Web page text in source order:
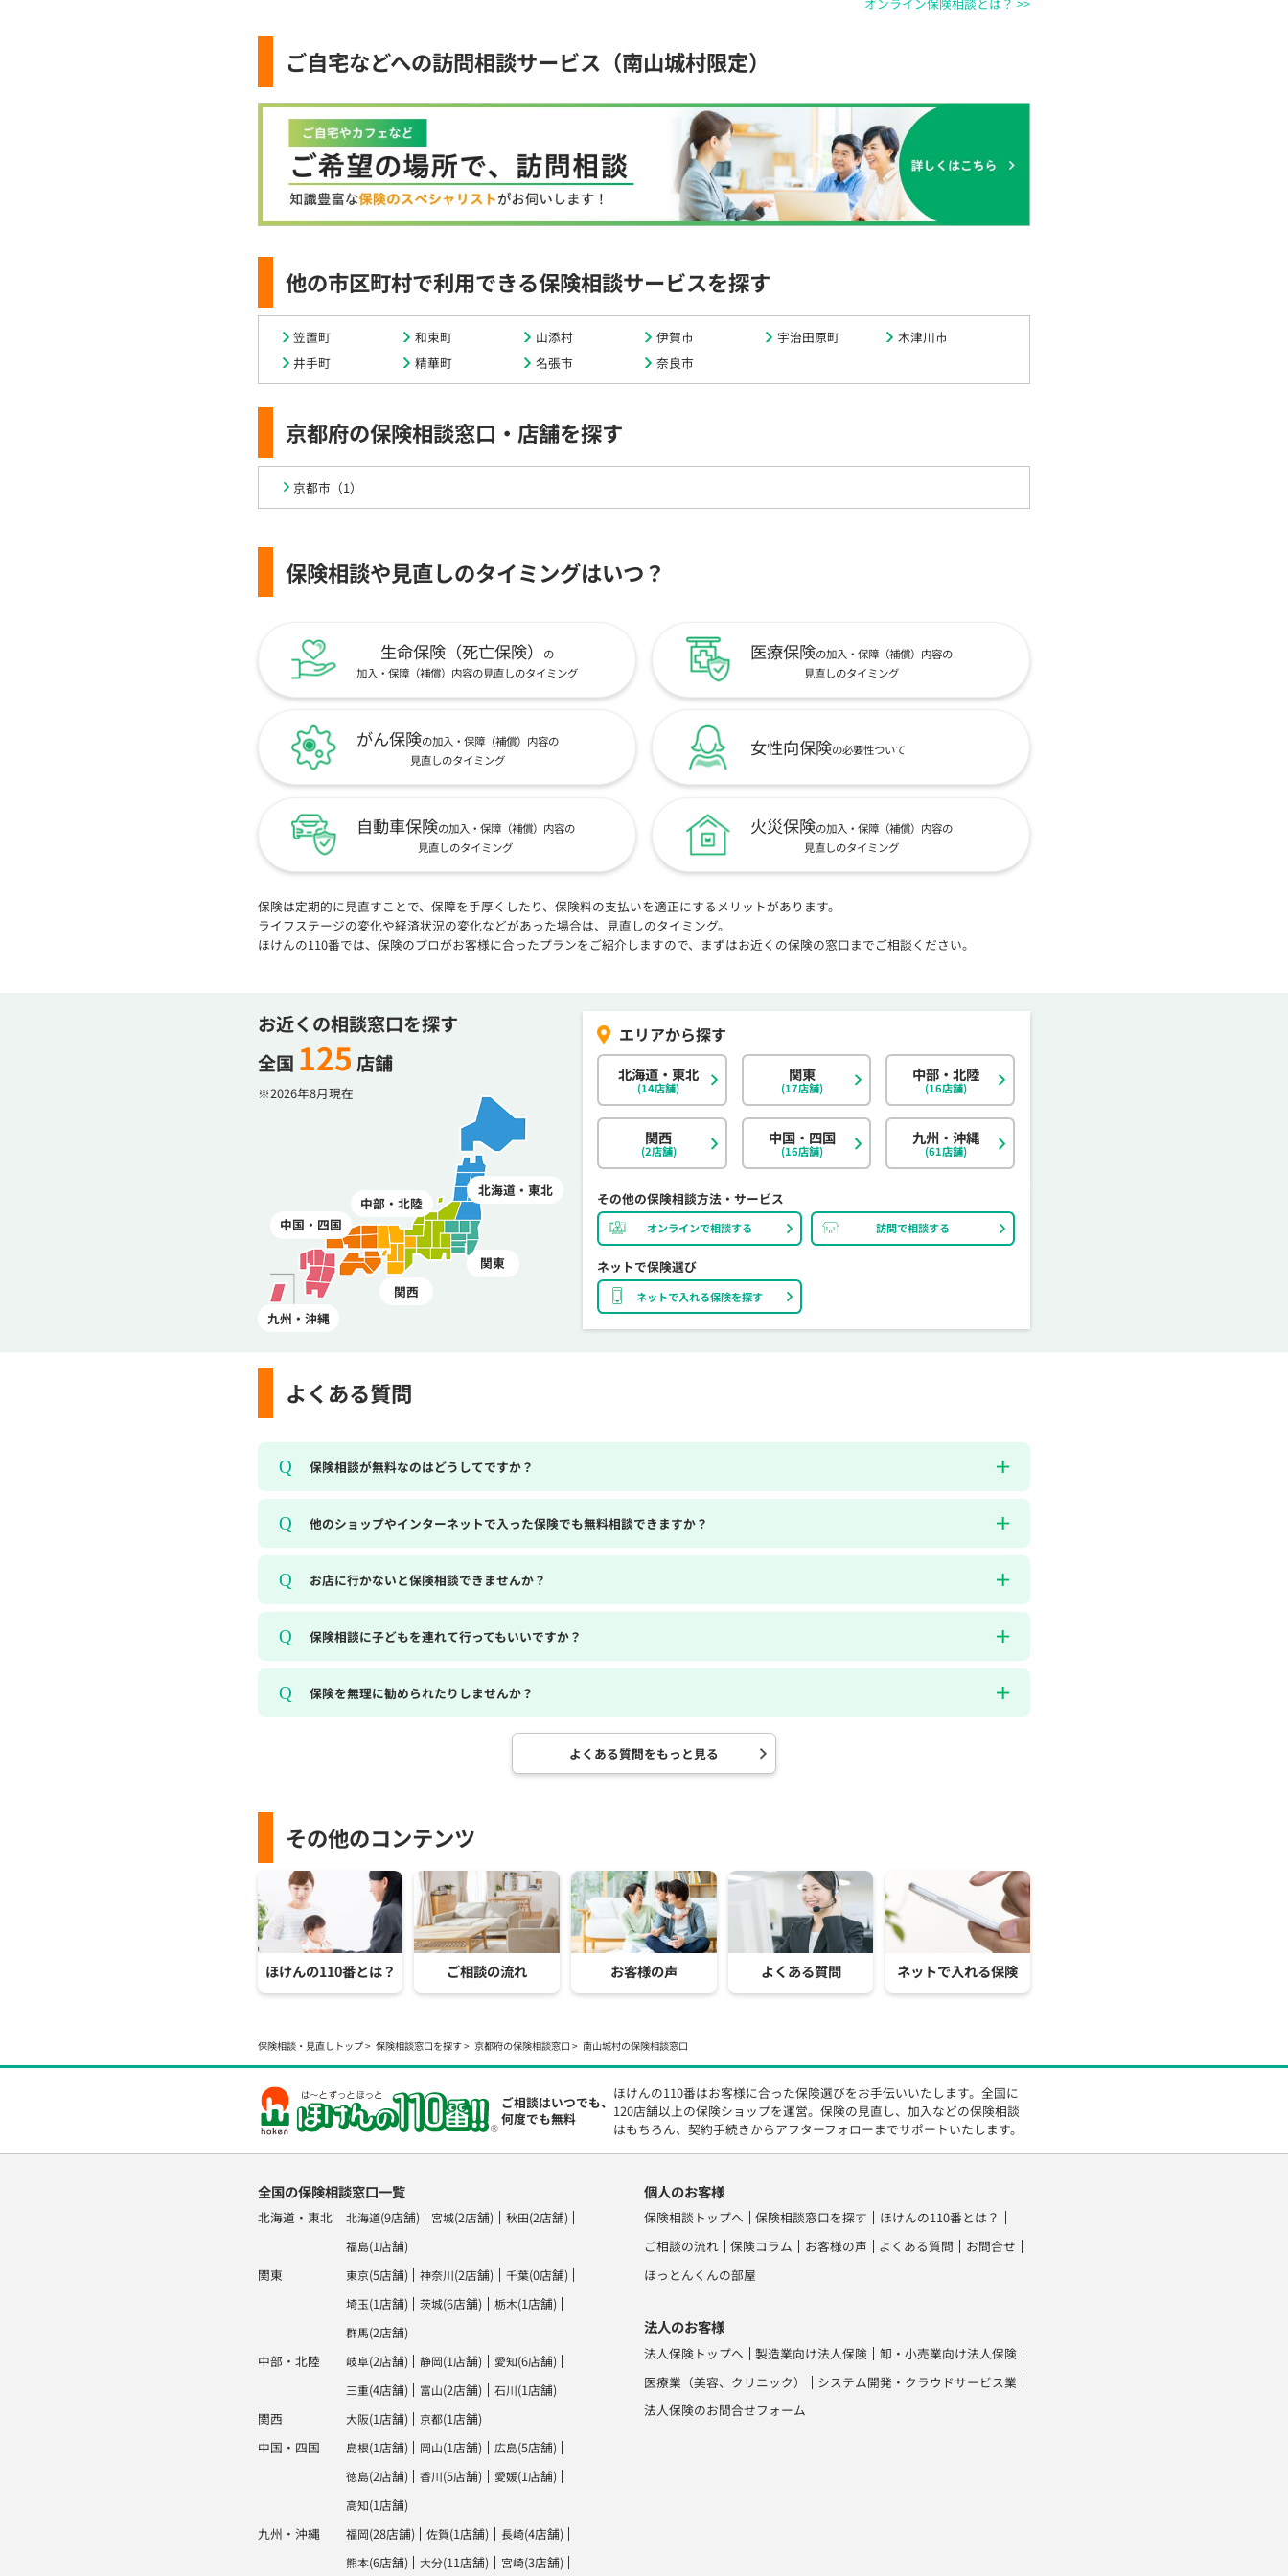
ご自宅などへの訪問相談サービス（南山城村限定）
他の市区町村で利用できる保険相談サービスを探す
笠置町 和束町 山添村 伊賀市 宇治田原町
木津川市
井手町
精華町 名張市 奈良市
京都府の保険相談窓口・店舗を探す
京都市（1）
保険相談や見直しのタイミングはいつ？
生命保険（死亡保険）
の
加入・保障（補償）内容の見直しのタイミング
医療保険の加入・保障（補償）内容の
見直しのタイミング
がん保険の加入・保障（補償）内容の
見直しのタイミング
女性向保険の必要性ついて
自動車保険の加入・保障（補償）内容の
見直しのタイミング
火災保険の加入・保障（補償）内容の
見直しのタイミング
保険は定期的に見直すことで、保障を手厚くしたり、保険料の支払いを適正にするメリットがあります。
ライフステージの変化や経済状況の変化などがあった場合は、見直しのタイミング。
ほけんの110番では、保険のプロがお客様に合ったプランをご紹介しますので、まずはお近くの保険の窓口までご相談ください。
その他の保険相談方法・サービス
オンラインで相談する 訪問で相談する
ネットで保険選び
ネットで入れる保険を探す
お近くの相談窓口を探す
全国 125 店舗
北海道・東北
関東
中部・北陸
関西
中国・四国
九州・沖縄
北海道・東北
(14店舗)
関東
(17店舗)
中部・北陸
(16店舗)
関西
(2店舗)
中国・四国
(16店舗)
九州・沖縄
(61店舗)
※2026年8月現在
よくある質問
保険相談が無料なのはどうしてですか？
他のショップやインターネットで入った保険でも無料相談できますか？
お店に行かないと保険相談できませんか？
保険相談に子どもを連れて行ってもいいですか？
保険を無理に勧められたりしませんか？
よくある質問をもっと見る
その他のコンテンツ
ほけんの110番とは？ ご相談の流れ お客様の声 よくある質問 ネットで入れる保険
保険相談・見直しトップ 保険相談窓口を探す 京都府の保険相談窓口 南山城村の保険相談窓口
ご相談はいつでも、
何度でも無料
ほけんの110番はお客様に合った保険選びをお手伝いいたします。全国に
120店舗以上の保険ショップを運営。保険の見直し、加入などの保険相談
はもちろん、契約手続きからアフターフォローまでサポートいたします。
全国の保険相談窓口一覧
北海道・東北 北海道(9店舗) 宮城(2店舗) 秋田(2店舗)
福島(1店舗)
関東
東京(5店舗) 神奈川(2店舗) 千葉(0店舗)
埼玉(1店舗) 茨城(6店舗) 栃木(1店舗)
群馬(2店舗)
中部・北陸
岐阜(2店舗) 静岡(1店舗) 愛知(6店舗)
三重(4店舗) 富山(2店舗) 石川(1店舗)
関西
大阪(1店舗) 京都(1店舗)
中国・四国
島根(1店舗) 岡山(1店舗) 広島(5店舗)
徳島(2店舗) 香川(5店舗) 愛媛(1店舗)
高知(1店舗)
九州・沖縄
福岡(28店舗) 佐賀(1店舗) 長崎(4店舗)
熊本(6店舗) 大分(11店舗) 宮崎(3店舗)
個人のお客様
保険相談トップへ 保険相談窓口を探す
ほけんの110番とは？
ご相談の流れ
保険コラム お客様の声 よくある質問
お問合せ
ほっとんくんの部屋
法人のお客様
法人保険トップへ 製造業向け法人保険
卸・小売業向け法人保険
医療業（美容、クリニック）
システム開発・クラウドサービス業
法人保険のお問合せフォーム